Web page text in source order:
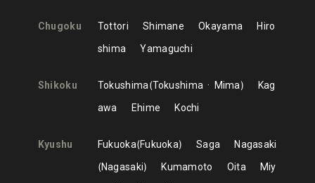
Chugoku Tottori Shimane Okayama
Hiro
shima
Yamaguchi
Shikoku Tokushima Tokushima Mima
Kag
awa
Ehime Kochi
Kyushu Fukuoka Fukuoka Saga
Nagasaki
Nagasaki
Kumamoto Oita
Miy